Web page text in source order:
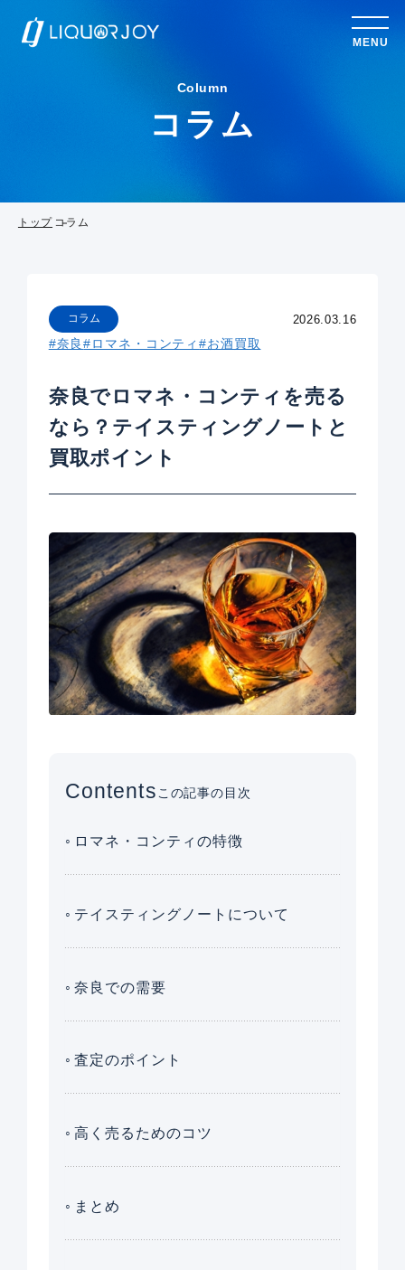
MENU
Column
コラム
トップ コラム
2026.03.16
コラム
#奈良#ロマネ・コンティ#お酒買取
奈良でロマネ・コンティを売る
なら？テイスティングノートと
買取ポイント
Contentsこの記事の目次
ロマネ・コンティの特徴
テイスティングノートについて
奈良での需要
査定のポイント
高く売るためのコツ
まとめ